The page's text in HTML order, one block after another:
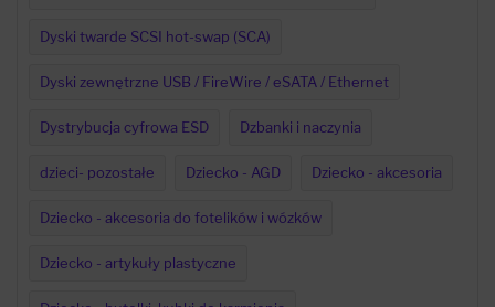
Dyski twarde SCSI hot-swap (SCA)
Dyski zewnętrzne USB / FireWire / eSATA / Ethernet
Dystrybucja cyfrowa ESD Dzbanki i naczynia
dzieci- pozostałe Dziecko - AGD Dziecko - akcesoria
Dziecko - akcesoria do fotelików i wózków
Dziecko - artykuły plastyczne